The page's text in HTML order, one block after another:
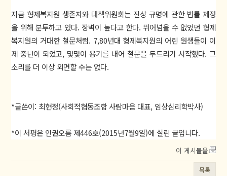
지금 형제복지원 생존자와 대책위원회는 진상 규명에 관한 법률 제정
을 위해 분투하고 있다. 장벽이 높다고 한다. 뛰어넘을 수 없었던 형제
복지원의 거대한 철문처럼. 7,80년대 형제복지원의 어린 원생들이 이
제 중년이 되었고, 몇몇이 용기를 내어 철문을 두드리기 시작했다. 그
소리를 더 이상 외면할 수는 없다.
*글쓴이: 최현정(사회적협동조합 사람마음 대표, 임상심리학박사)
*이 서평은 인권오름 제446호(2015년7월9일)에 실린 글입니다.
이 게시물을
목록